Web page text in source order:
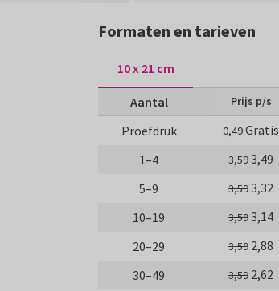
Formaten en tarieven
10 x 21 cm
Aantal Prijs p/s
Proefdruk 0,49Gratis
1–4
3,593,49
5–9
3,593,32
10–19
3,593,14
20–29
3,59 2,88
30–49
3,59 2,62